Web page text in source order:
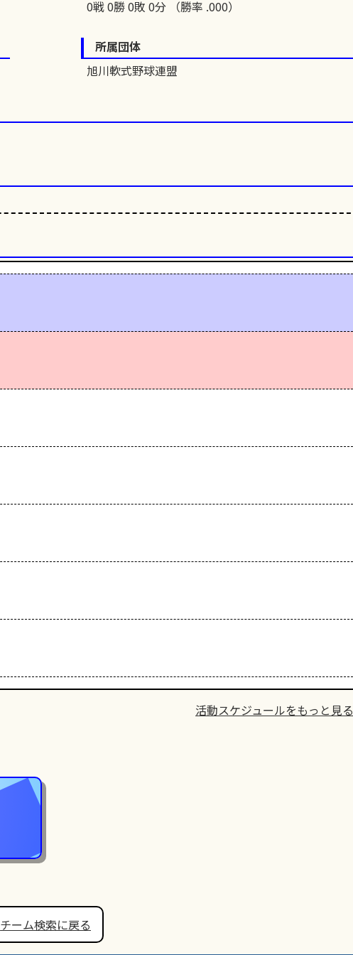
0戦 0勝 0敗 0分 （勝率 .000）
所属団体
旭川軟式野球連盟
活動スケジュールをもっと見る
チーム検索に戻る